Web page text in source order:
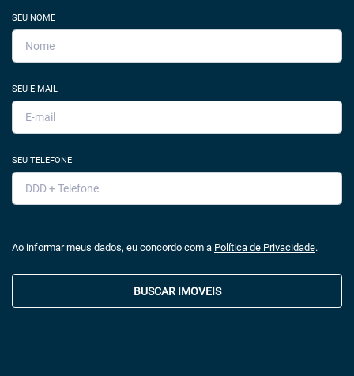
SEU NOME
SEU E-MAIL
SEU TELEFONE
Ao informar meus dados, eu concordo com a Política de Privacidade.
BUSCAR IMOVEIS